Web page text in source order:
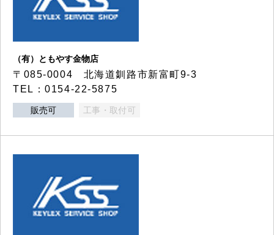
（有）ともやす金物店
〒085-0004 北海道釧路市新富町9-3
TEL：0154-22-5875
販売可 工事・取付可